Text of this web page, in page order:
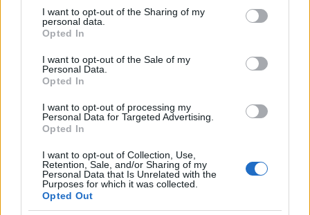
not limited to your visit or usage behaviour. You may click to
grant or deny consent to Google and its third-party tags to
use your data for below specified purposes in below Google
consent section.
I want to opt-out of the Sharing of my
personal data.
Opted In
I want to opt-out of the Sale of my
Personal Data.
Opted In
I want to opt-out of processing my
Personal Data for Targeted Advertising.
Opted In
I want to opt-out of Collection, Use,
Retention, Sale, and/or Sharing of my
Personal Data that Is Unrelated with the
Purposes for which it was collected.
Opted Out
büntetőeljárások adatvédelmi jogsértés
esetén
Újabb jelentős adatvédelmi bírság
különleges adat nyilvánosságra hozatala
kiszabott 50 millió Ft-os adatvédelmi
bírság?